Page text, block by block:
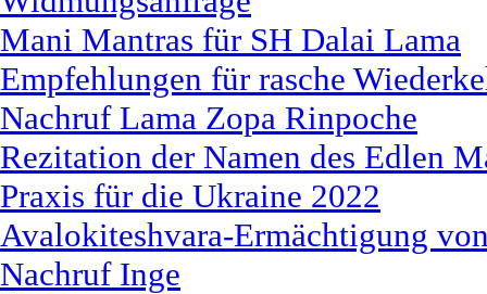
Mani Mantras für SH Dalai Lama
Empfehlungen für rasche
Nachruf Lama Zopa Rinpoche
Rezitation der Namen des Edlen
Praxis für die Ukraine 2022
Avalokiteshvara-Ermächtigung
Nachruf Inge